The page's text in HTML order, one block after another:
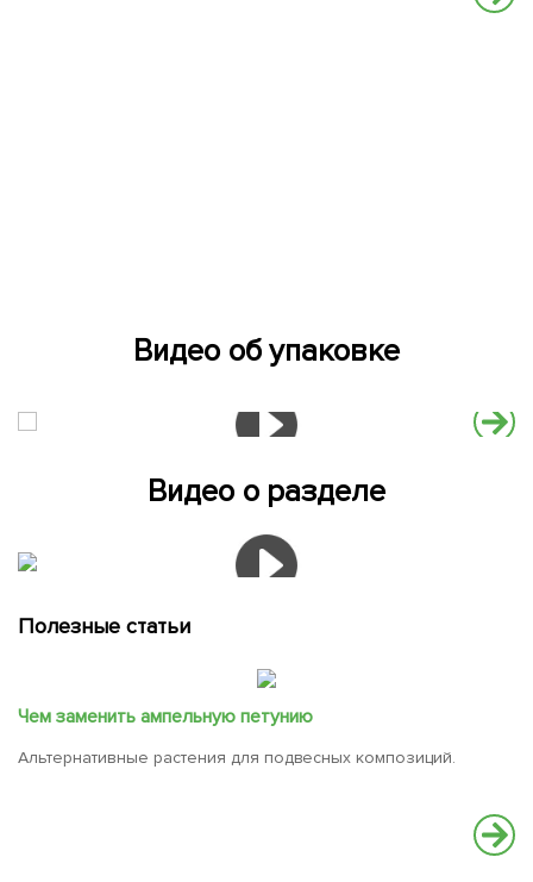
Видео об упаковке
Видео о разделе
Полезные статьи
Чем заменить ампельную петунию
Альтернативные растения для подвесных композиций.